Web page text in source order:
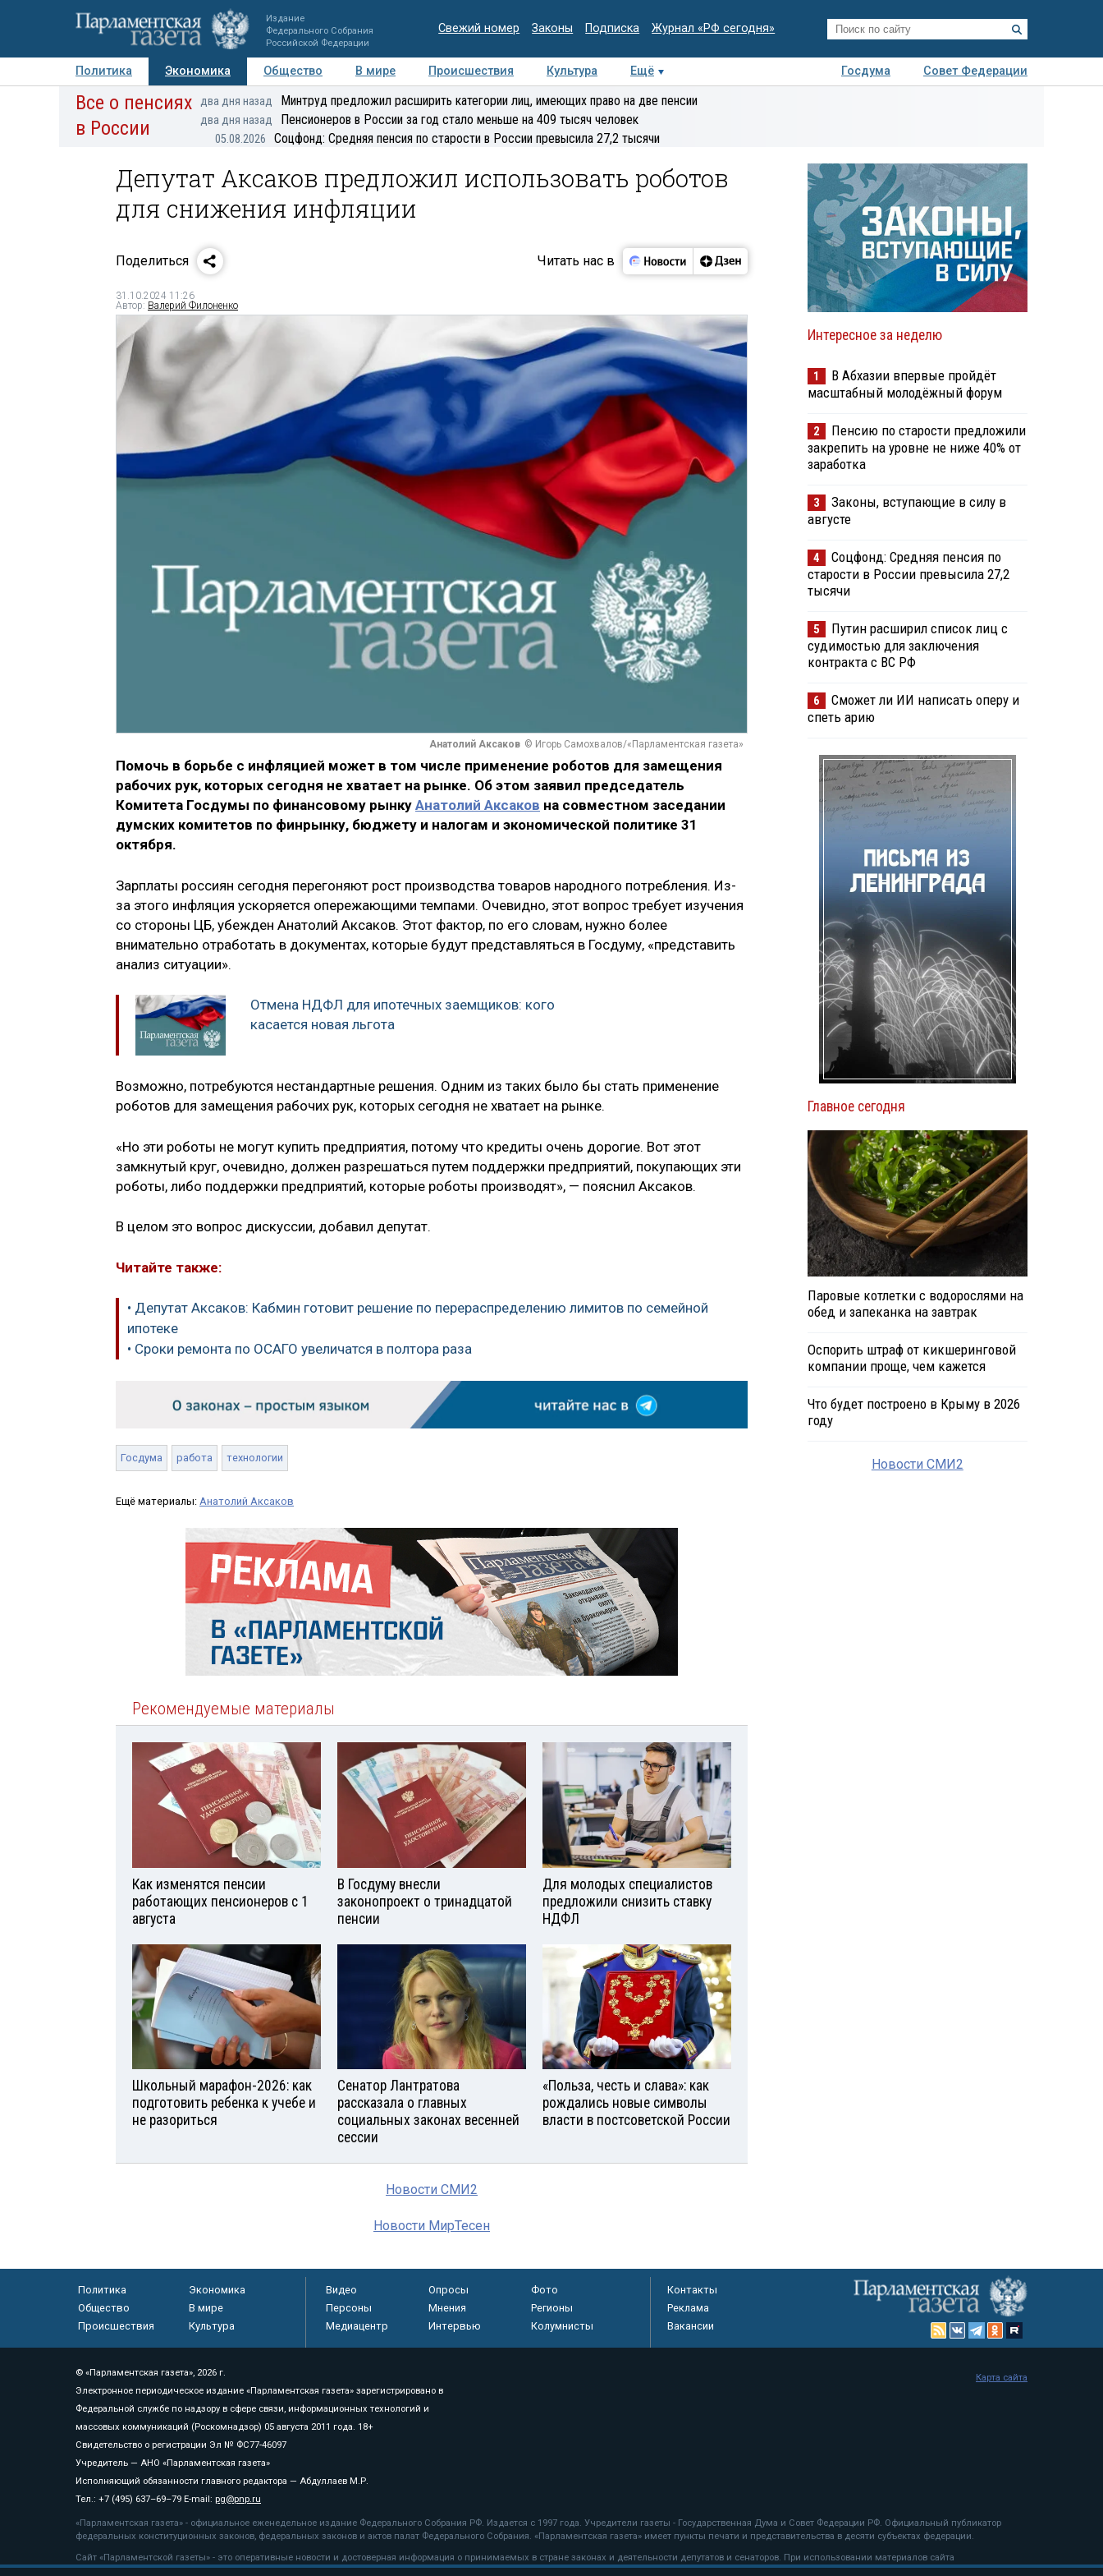
Издание
Федерального Собрания
Российской Федерации
Свежий номер Законы Подписка Журнал «РФ сегодня»
Политика Экономика Общество В мире Происшествия Культура Ещё Госдума
Совет Федерации
Авторы Персоны Мнения Регионы Медиацентр Интервью Колумнисты
Деловая
Все о пенсиях
в России
два дня назад Минтруд предложил расширить категории лиц, имеющих право на две пенсии
два дня назад Пенсионеров в России за год стало меньше на 409 тысяч человек
05.08.2026 Соцфонд: Средняя пенсия по старости в России превысила 27,2 тысячи
Депутат Аксаков предложил использовать роботов
для снижения инфляции
Поделиться Читать нас в
31.10.2024 11:26
Автор: Валерий Филоненко
Анатолий Аксаков © Игорь Самохвалов/«Парламентская газета»
Помочь в борьбе с инфляцией может в том числе применение роботов для замещения
рабочих рук, которых сегодня не хватает на рынке. Об этом заявил председатель
Комитета Госдумы по финансовому рынку Анатолий Аксаков на совместном заседании
думских комитетов по финрынку, бюджету и налогам и экономической политике 31
октября.
Зарплаты россиян сегодня перегоняют рост производства товаров народного потребления. Из-
за этого инфляция ускоряется опережающими темпами. Очевидно, этот вопрос требует изучения
со стороны ЦБ, убежден Анатолий Аксаков. Этот фактор, по его словам, нужно более
внимательно отработать в документах, которые будут представляться в Госдуму, «представить
анализ ситуации».
Отмена НДФЛ для ипотечных заемщиков: кого
касается новая льгота
Возможно, потребуются нестандартные решения. Одним из таких было бы стать применение
роботов для замещения рабочих рук, которых сегодня не хватает на рынке.
«Но эти роботы не могут купить предприятия, потому что кредиты очень дорогие. Вот этот
замкнутый круг, очевидно, должен разрешаться путем поддержки предприятий, покупающих эти
роботы, либо поддержки предприятий, которые роботы производят», — пояснил Аксаков.
В целом это вопрос дискуссии, добавил депутат.
Читайте также:
• Депутат Аксаков: Кабмин готовит решение по перераспределению лимитов по семейной
ипотеке
• Сроки ремонта по ОСАГО увеличатся в полтора раза
Госдума работа технологии
Ещё материалы: Анатолий Аксаков
Рекомендуемые материалы
Как изменятся пенсии
работающих пенсионеров с 1
августа
В Госдуму внесли
законопроект о тринадцатой
пенсии
Для молодых специалистов
предложили снизить ставку
НДФЛ
Школьный марафон-2026: как
подготовить ребенка к учебе и
не разориться
Сенатор Лантратова
рассказала о главных
социальных законах весенней
сессии
«Польза, честь и слава»: как
рождались новые символы
власти в постсоветской России
Новости СМИ2
Новости МирТесен
Интересное за неделю
1
В Абхазии впервые пройдёт
масштабный молодёжный форум
2
Пенсию по старости предложили
закрепить на уровне не ниже 40% от
заработка
3
Законы, вступающие в силу в
августе
4
Соцфонд: Средняя пенсия по
старости в России превысила 27,2
тысячи
5
Путин расширил список лиц с
судимостью для заключения
контракта с ВС РФ
6
Сможет ли ИИ написать оперу и
спеть арию
Главное сегодня
Паровые котлетки с водорослями на
обед и запеканка на завтрак
Оспорить штраф от кикшеринговой
компании проще, чем кажется
Что будет построено в Крыму в 2026
году
Новости СМИ2
Политика
Экономика
Общество
В мире
Происшествия
Культура
Видео Опросы
Фото
Персоны
Мнения
Регионы
Медиацентр
Интервью Колумнисты
Контакты
Реклама
Вакансии
© «Парламентская газета», 2026 г.
Электронное периодическое издание «Парламентская газета» зарегистрировано в
Федеральной службе по надзору в сфере связи, информационных технологий и
массовых коммуникаций (Роскомнадзор) 05 августа 2011 года. 18+
Свидетельство о регистрации Эл № ФС77-46097
Учредитель — АНО «Парламентская газета»
Исполняющий обязанности главного редактора — Абдуллаев М.Р.
Тел.: +7 (495) 637–69–79 E-mail: pg@pnp.ru
«Парламентская газета» - официальное еженедельное издание Федерального Собрания РФ. Издается с 1997 года. Учредители газеты - Государственная Дума и Совет Федерации РФ. Официальный публикатор
федеральных конституционных законов, федеральных законов и актов палат Федерального Собрания. «Парламентская газета» имеет пункты печати и представительства в десяти субъектах федерации.
Сайт «Парламентской газеты» - это оперативные новости и достоверная информация о принимаемых в стране законах и деятельности депутатов и сенаторов. При использовании материалов сайта
«Парламентской газеты» активная ссылка на pnp.ru обязательна.
Карта сайта